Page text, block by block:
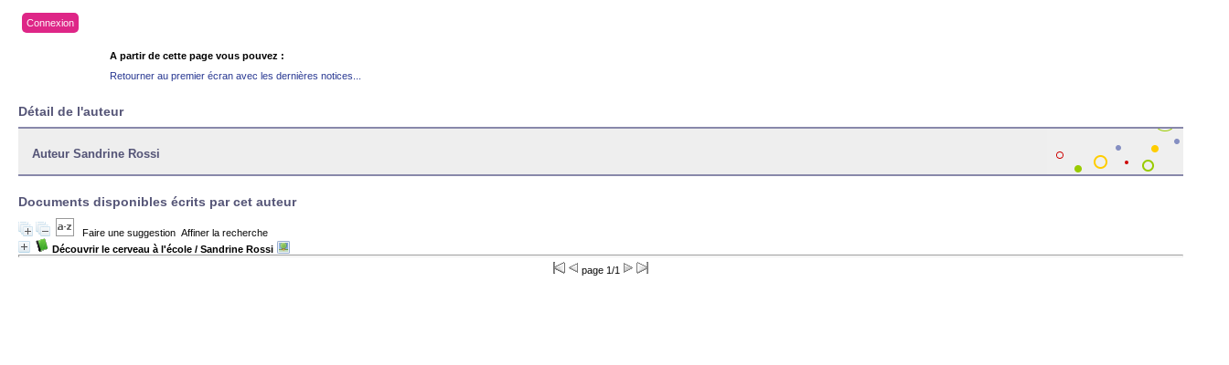
Connexion
A partir de cette page vous pouvez :
Retourner au premier écran avec les dernières notices...
Détail de l'auteur
Auteur Sandrine Rossi
Documents disponibles écrits par cet auteur
Faire une suggestion Affiner la recherche
Découvrir le cerveau à l'école / Sandrine Rossi
page 1/1